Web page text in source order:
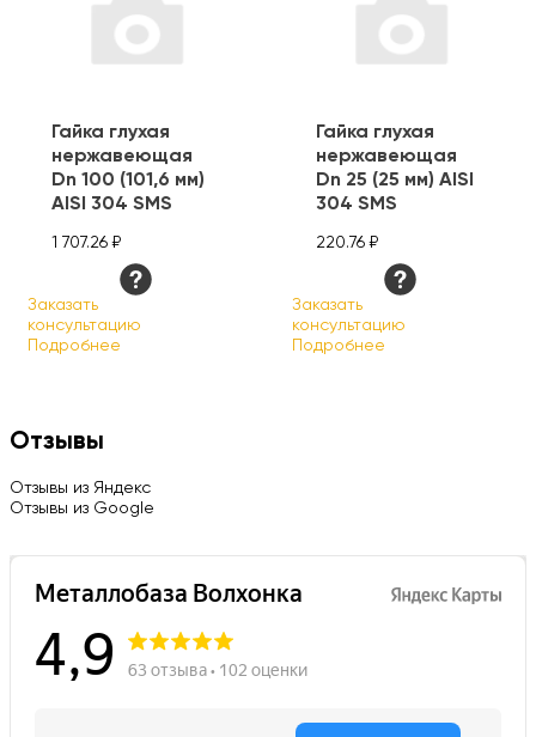
Гайка глухая
нержавеющая
Dn 100 (101,6 мм)
AISI 304 SMS
1 707.26 ₽
Заказать
консультацию
Подробнее
Гайка глухая
нержавеющая
Dn 25 (25 мм) AISI
304 SMS
220.76 ₽
Заказать
консультацию
Подробнее
Отзывы
Отзывы из Яндекс
Отзывы из Google